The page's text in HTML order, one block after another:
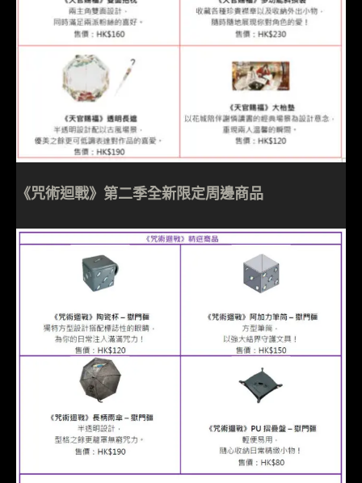
《咒術迴戰》第二季全新限定周邊商品